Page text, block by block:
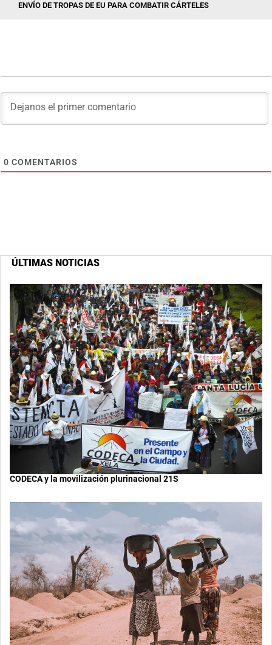
ENVÍO DE TROPAS DE EU PARA COMBATIR CÁRTELES
0 COMENTARIOS
ÚLTIMAS NOTICIAS
CODECA y la movilización plurinacional 21S